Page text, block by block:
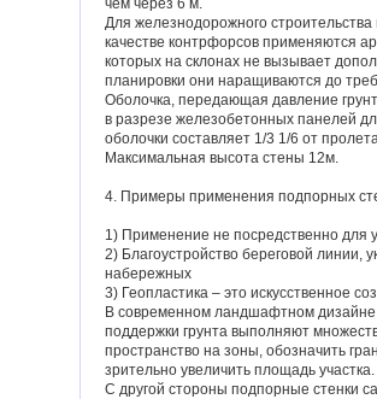
чем через 6 м.
Для железнодорожного
качестве контрфорсов применяются
которых на склонах не вызывает
планировки они наращиваются до
Оболочка, передающая давление
в разрезе железобетонных панелей
оболочки составляет 1/3 1/6 от
Максимальная высота стены 12м.
4. Примеры применения подпорных
1) Применение не посредственно для
2) Благоустройство береговой линии,
набережных
3) Геопластика – это искусственное
В современном ландшафтном
поддержки грунта выполняют
пространство на зоны, обозначить
зрительно увеличить площадь участка.
С другой стороны подпорные стенки